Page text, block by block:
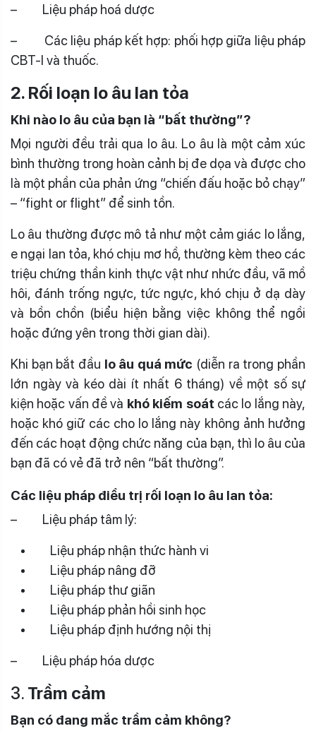
– Liệu pháp hoá dược
– Các liệu pháp kết hợp: phối hợp giữa liệu pháp
CBT-I và thuốc.
2. Rối loạn lo âu lan tỏa
Khi nào lo âu của bạn là “bất thường”?
Mọi người đều trải qua lo âu. Lo âu là một cảm xúc
bình thường trong hoàn cảnh bị đe dọa và được cho
là một phần của phản ứng “chiến đấu hoặc bỏ chạy”
– “fight or flight” để sinh tồn.
Lo âu thường được mô tả như một cảm giác lo lắng,
e ngại lan tỏa, khó chịu mơ hồ, thường kèm theo các
triệu chứng thần kinh thực vật như nhức đầu, vã mồ
hôi, đánh trống ngực, tức ngực, khó chịu ở dạ dày
và bồn chồn (biểu hiện bằng việc không thể ngồi
hoặc đứng yên trong thời gian dài).
Khi bạn bắt đầu lo âu quá mức (diễn ra trong phần
lớn ngày và kéo dài ít nhất 6 tháng) về một số sự
kiện hoặc vấn đề và khó kiếm soát các lo lắng này,
hoặc khó giữ các cho lo lắng này không ảnh hưởng
đến các hoạt động chức năng của bạn, thì lo âu của
bạn đã có vẻ đã trở nên “bất thường”.
Các liệu pháp điều trị rối loạn lo âu lan tỏa:
– Liệu pháp tâm lý:
Liệu pháp nhận thức hành vi
Liệu pháp nâng đỡ
Liệu pháp thư giãn
Liệu pháp phản hồi sinh học
Liệu pháp định hướng nội thị
– Liệu pháp hóa dược
3. Trầm cảm
Bạn có đang mắc trầm cảm không?